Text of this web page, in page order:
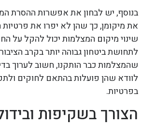
בנוסף, יש לבחון את אפשרות ההסרת
את מיקומן, כך שהן לא יפרו את
שינוי מיקום המצלמות יכול להקל על
לתחושת ביטחון גבוהה יותר בקרב
שהמצלמות כבר הותקנו, חשוב לערוך
לוודא שהן פועלות בהתאם לחוקים
בפרטיות.
הצורך בשקיפות